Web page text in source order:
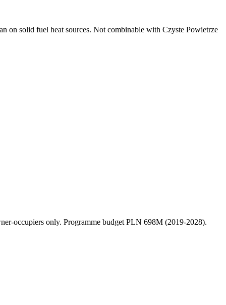
on solid fuel heat sources. Not combinable with Czyste Powietrze
occupiers only. Programme budget PLN 698M (2019-2028).